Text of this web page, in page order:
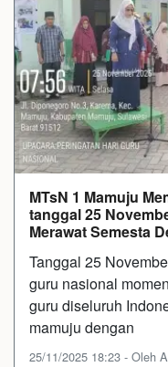
MTsN 1 Mamuju
tanggal 25
Merawat Semesta
Tanggal 25
guru nasional
guru diseluruh
mamuju dengan
25/11/2025 18:23 - Oleh